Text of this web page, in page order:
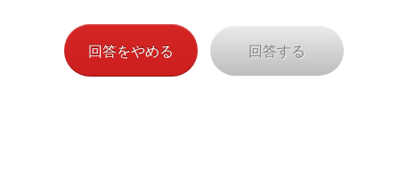
回答をやめる 回答する